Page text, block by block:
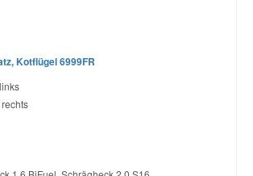
Kotflügel 6999FR